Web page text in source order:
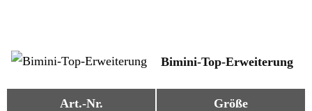
Bimini-Top-Erweiterung
Art.-Nr. Größe